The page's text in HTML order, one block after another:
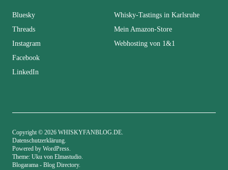
Bluesky
Threads
Instagram
Facebook
LinkedIn
Whisky-Tastings in Karlsruhe
Mein Amazon-Store
Webhosting von 1&1
Copyright © 2026 WHISKYFANBLOG.DE
Datenschutzerklärung
Powered by WordPress
Theme: Uku von Elmastudio
Blogarama - Blog Directory